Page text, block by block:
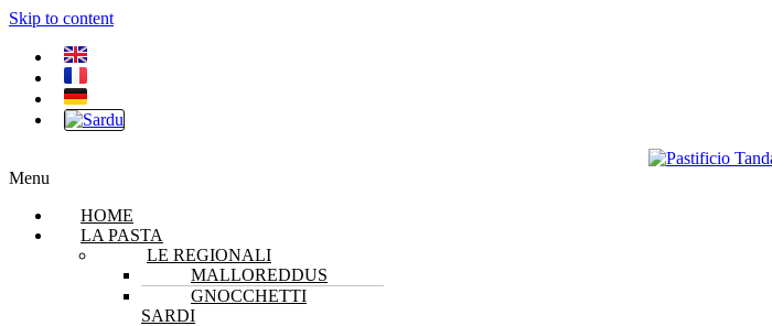
Skip to content
Menu
HOME
LA PASTA
LE REGIONALI
MALLOREDDUS
GNOCCHETTI
SARDI